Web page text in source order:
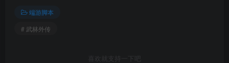
端游脚本
# 武林外传
喜欢就支持一下吧